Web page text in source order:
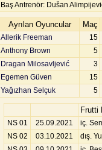
Baş Antrenör: Dušan
Ayrılan Oyuncular Maç
Allerik Freeman 15
Anthony Brown
5
Dragan Milosavljević
3
Egemen Güven
15
Yağızhan Selçuk
5
Frutti
NS 01 25.09.2021 iç.
NS 02
03.10.2021 dış.